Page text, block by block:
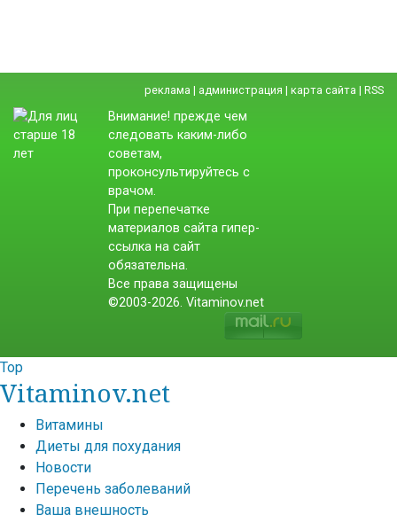
реклама | администрация | карта сайта | RSS
Внимание! прежде чем
следовать каким-либо
советам,
проконсультируйтесь с
врачом.
При перепечатке
материалов сайта гипер-
ссылка на сайт
обязательна.
Все права защищены
©2003-2026. Vitaminov.net
Top
Vitaminov.net
Витамины
Диеты для похудания
Новости
Перечень заболеваний
Ваша внешность